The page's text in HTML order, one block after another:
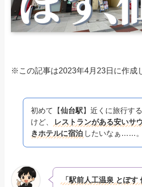
※この記事は2023年4月23日に作成
初めて【仙台駅】近くに旅行す
けど、
レストランがある安いサ
きホテルに宿泊 したいなぁ……。
「駅前人工温泉 とぽす